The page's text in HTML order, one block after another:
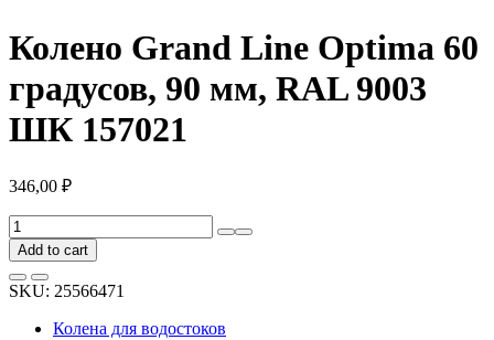
Колено Grand Line Optima 60
градусов, 90 мм, RAL 9003
ШК 157021
346,00 ₽
Колено
Grand
Line
Optima
60
градусов,
Add to cart
SKU: 25566471
Колена для водостоков